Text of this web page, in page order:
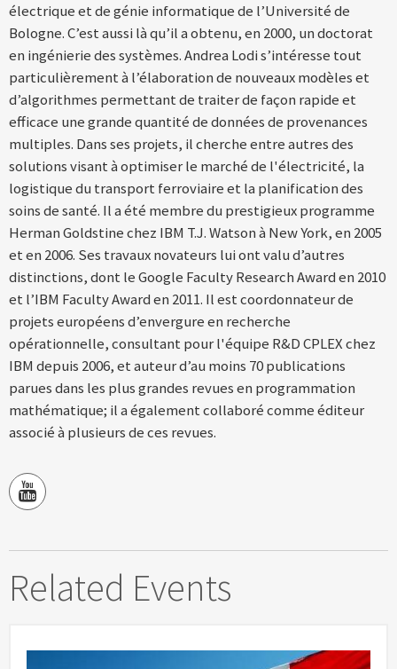
électrique et de génie informatique de l’Université de
Bologne. C’est aussi là qu’il a obtenu, en 2000, un doctorat
en ingénierie des systèmes. Andrea Lodi s’intéresse tout
particulièrement à l’élaboration de nouveaux modèles et
d’algorithmes permettant de traiter de façon rapide et
efficace une grande quantité de données de provenances
multiples. Dans ses projets, il cherche entre autres des
solutions visant à optimiser le marché de l'électricité, la
logistique du transport ferroviaire et la planification des
soins de santé. Il a été membre du prestigieux programme
Herman Goldstine chez IBM T.J. Watson à New York, en 2005
et en 2006. Ses travaux novateurs lui ont valu d’autres
distinctions, dont le Google Faculty Research Award en 2010
et l’IBM Faculty Award en 2011. Il est coordonnateur de
projets européens d’envergure en recherche
opérationnelle, consultant pour l'équipe R&D CPLEX chez
IBM depuis 2006, et auteur d’au moins 70 publications
parues dans les plus grandes revues en programmation
mathématique; il a également collaboré comme éditeur
associé à plusieurs de ces revues.
Related Events